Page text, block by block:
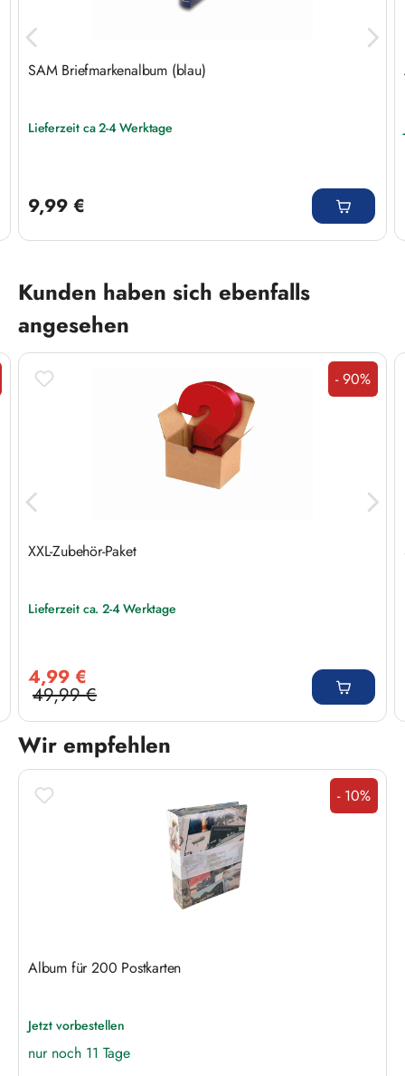
SAM Briefmarkenalbum (blau)
Lieferzeit ca 2-4 Werktage
9,99 €
Produktgalerie überspringen
Kunden haben sich ebenfalls
angesehen
Rabatt
- 90%
XXL-Zubehör-Paket
Lieferzeit ca. 2-4 Werktage
4,99 €
Regulärer Preis:
49,99 €
Wir empfehlen
Produktgalerie überspringen
Rabatt
- 10%
Album für 200 Postkarten
Jetzt vorbestellen
nur noch 11 Tage